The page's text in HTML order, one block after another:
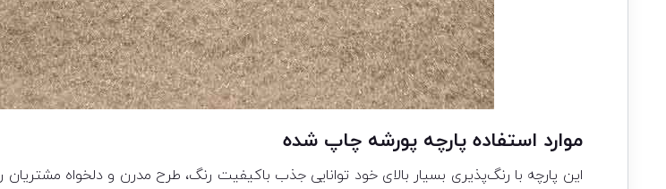
موارد استفاده پارچه پورشه چاپ شده
این پارچه با رنگ‌پذیری بسیار بالای خود توانایی جذب باکیفیت رنگ، طرح مدرن و دلخواه